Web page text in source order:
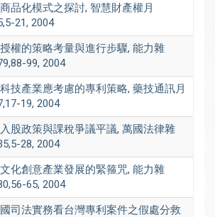
品化模式之探討, 智慧財產權月
21, 2004
權的策略考量與進行步驟, 能力雜
99, 2004
技產業應考慮的專利策略, 藥技通訊月
19, 2004
股政策與課稅爭議平議, 萬國法律雜
28, 2004
化創意產業發展的緊箍咒, 能力雜
65, 2004
司法實務看台灣專利案件之假處分救